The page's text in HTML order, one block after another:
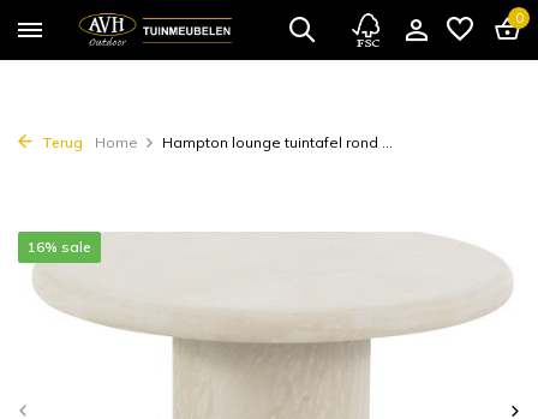
0
Terug Home Hampton lounge tuintafel rond ...
16% sale